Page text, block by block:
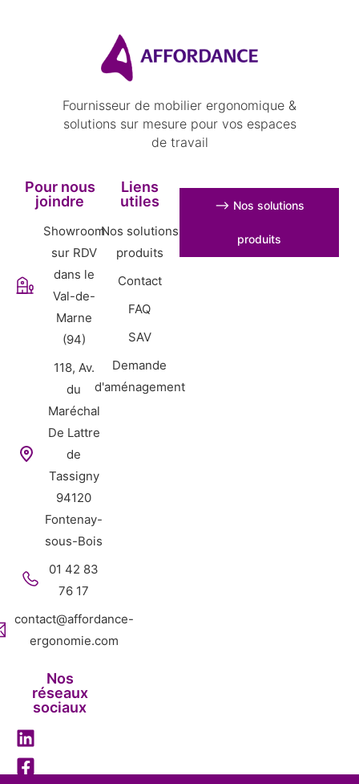
Fournisseur de mobilier ergonomique &
solutions sur mesure pour vos espaces
de travail
Pour nous
joindre
Showroom
sur RDV
dans le
Val-de-
Marne
(94)
118, Av.
du
Maréchal
De Lattre
de
Tassigny
94120
Fontenay-
sous-Bois
01 42 83
76 17
contact@affordance-
ergonomie.com
Nos
réseaux
sociaux
Liens
utiles
Nos solutions
produits
Contact
FAQ
SAV
Demande
d'aménagement
⟶ Nos solutions
produits